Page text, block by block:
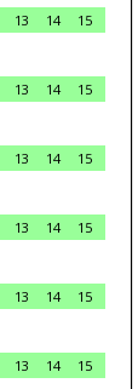
13 14
15
13 14
15
13 14
15
13 14
15
13 14
15
13 14
15